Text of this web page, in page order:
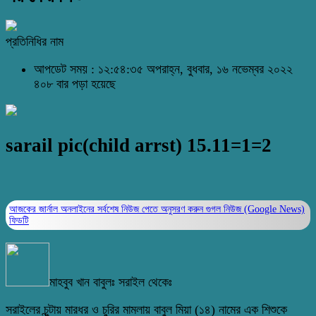
প্রতিনিধির নাম
আপডেট সময় : ১২:৫৪:৩৫ অপরাহ্ন, বুধবার, ১৬ নভেম্বর ২০২২
৪০৮ বার পড়া হয়েছে
sarail pic(child arrst) 15.11=1=2
আজকের জার্নাল অনলাইনের সর্বশেষ নিউজ পেতে অনুসরণ করুন গুগল নিউজ (Google News)
ফিডটি
মাহবুব খান বাবুলঃ সরাইল থেকেঃ
সরাইলের চুন্টায় মারধর ও চুরির মামলায় বাবুল মিয়া (১৪) নামের এক শিশুকে